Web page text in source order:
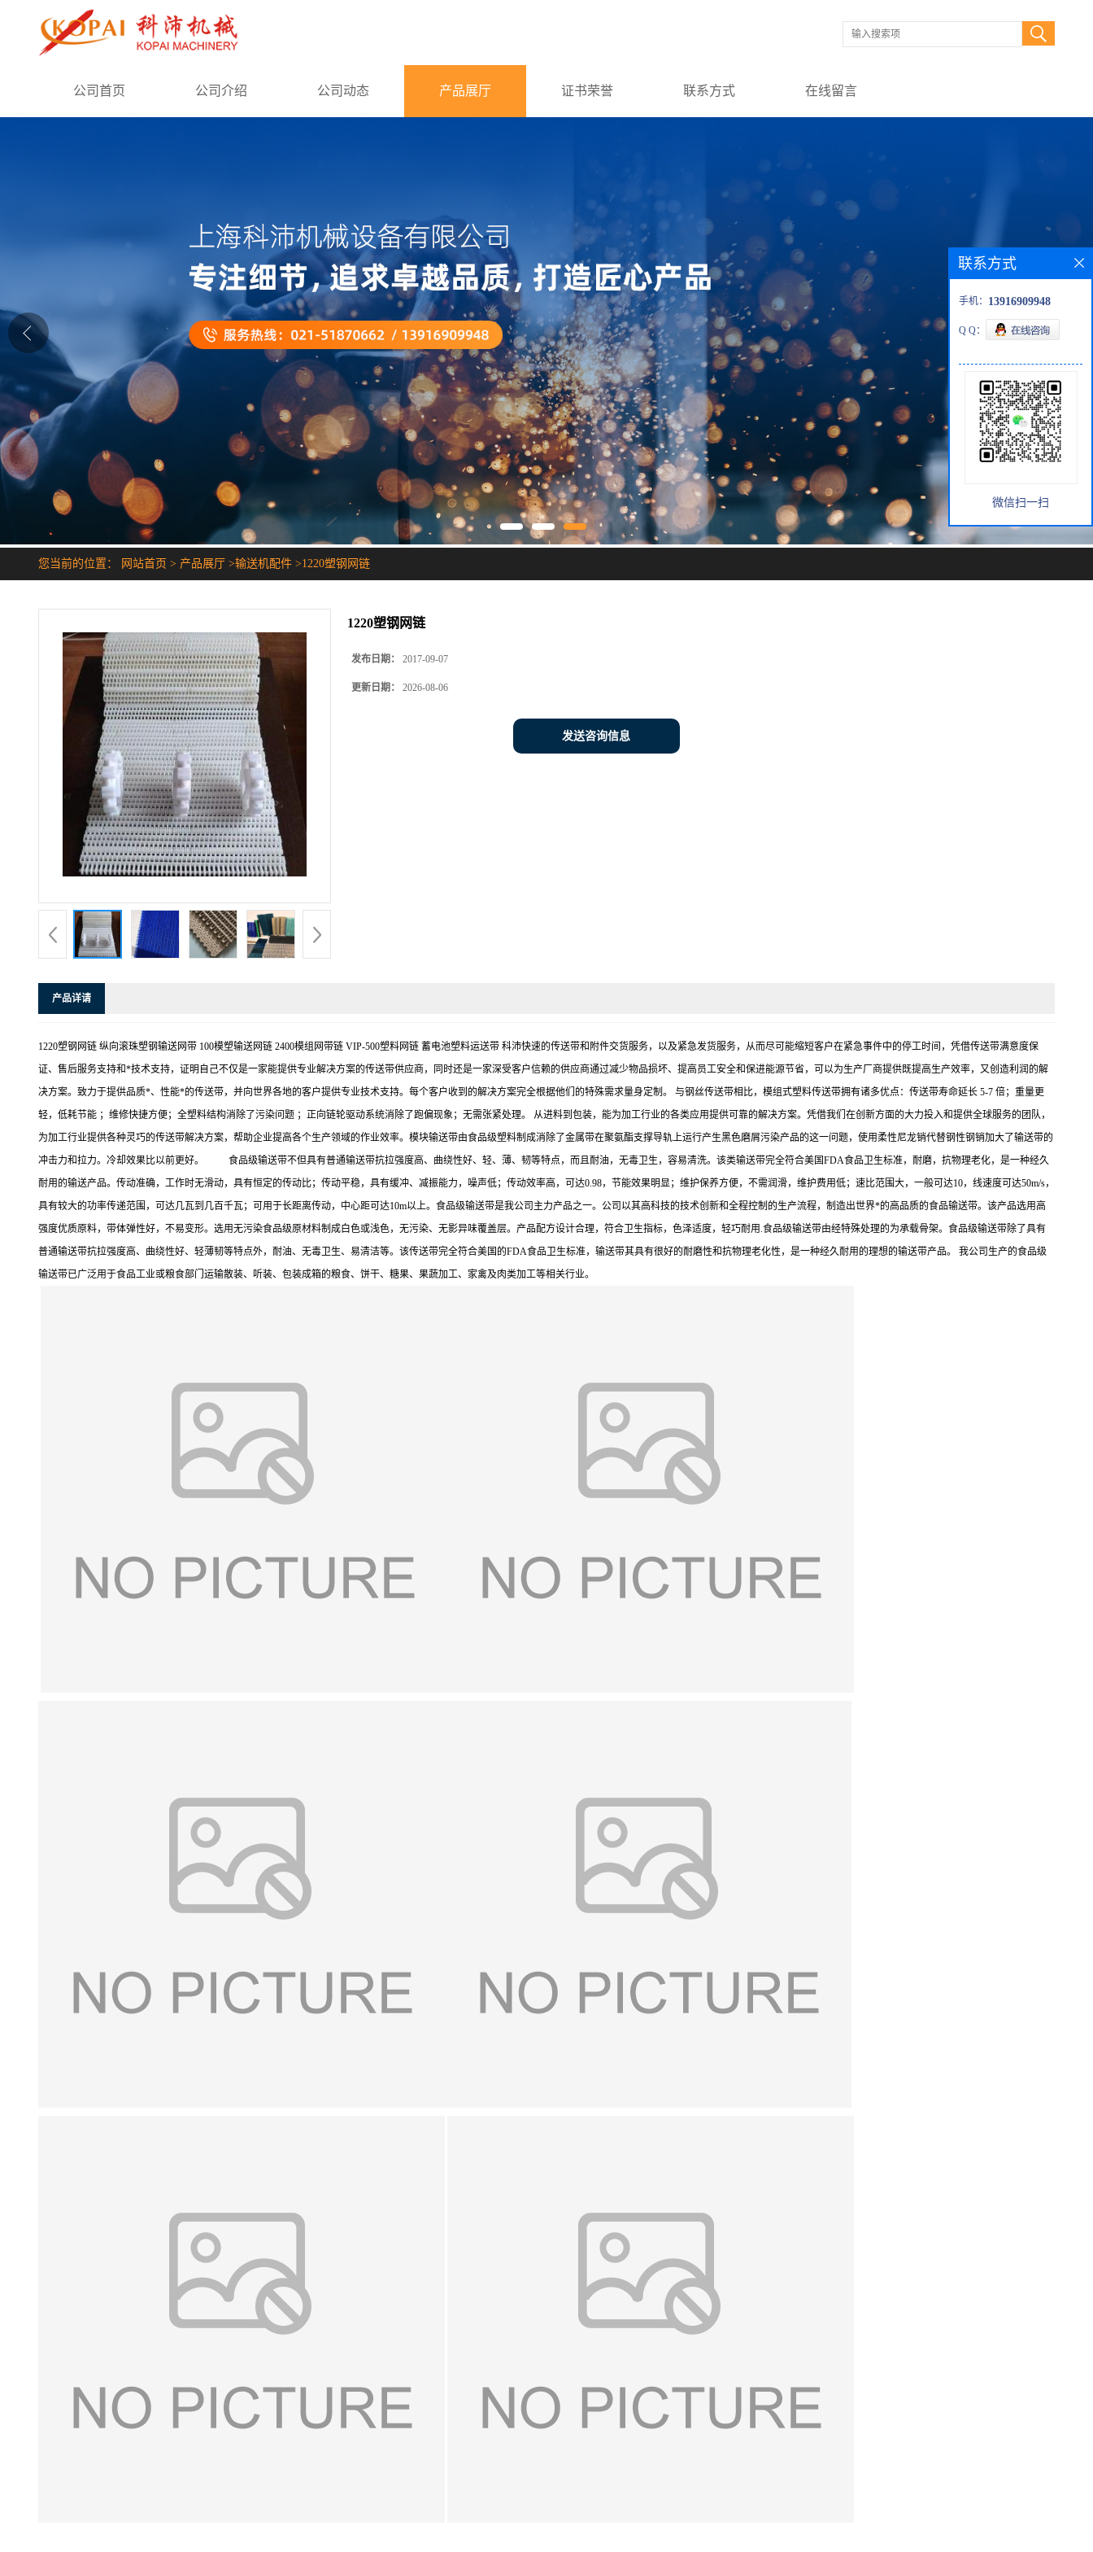
公司首页
公司首页 公司介绍 公司动态 产品展厅 证书荣誉 联系方式 在线留言
您当前的位置： 网站首页 > 产品展厅 >输送机配件 >1220塑钢网链
1220塑钢网链
发布日期： 2017-09-07
更新日期： 2026-08-06
发送咨询信息
产品详请
1220塑钢网链 纵向滚珠塑钢输送网带 100模塑输送网链 2400模组网带链 VIP-500塑料网链 蓄电池塑料运送带 科沛快速的传送带和附件交货服务，以及紧急发货服务，从而尽可能缩短客户在紧急事件中的停工时间，凭借传送带满意度保
证、售后服务支持和*技术支持，证明自己不仅是一家能提供专业解决方案的传送带供应商，同时还是一家深受客户信赖的供应商通过减少物品损坏、提高员工安全和保进能源节省，可以为生产厂商提供既提高生产效率，又创造利润的解
决方案。致力于提供品质*、性能*的传送带，并向世界各地的客户提供专业技术支持。每个客户收到的解决方案完全根据他们的特殊需求量身定制。 与钢丝传送带相比，模组式塑料传送带拥有诸多优点：传送带寿命延长 5-7 倍；重量更
轻，低耗节能 ；维修快捷方便；全塑料结构消除了污染问题 ；正向链轮驱动系统消除了跑偏现象；无需张紧处理。 从进料到包装，能为加工行业的各类应用提供可靠的解决方案。凭借我们在创新方面的大力投入和提供全球服务的团队，
为加工行业提供各种灵巧的传送带解决方案，帮助企业提高各个生产领域的作业效率。模块输送带由食品级塑料制成消除了金属带在聚氨酯支撑导轨上运行产生黑色磨屑污染产品的这一问题，使用柔性尼龙销代替钢性钢销加大了输送带的
冲击力和拉力。冷却效果比以前更好。 食品级输送带不但具有普通输送带抗拉强度高、曲绕性好、轻、薄、韧等特点，而且耐油，无毒卫生，容易清洗。该类输送带完全符合美国FDA食品卫生标准，耐磨，抗物理老化，是一种经久
耐用的输送产品。传动准确，工作时无滑动，具有恒定的传动比；传动平稳，具有缓冲、减振能力，噪声低；传动效率高，可达0.98，节能效果明显；维护保养方便，不需润滑，维护费用低；速比范围大，一般可达10，线速度可达50m/s，
具有较大的功率传递范围，可达几瓦到几百千瓦；可用于长距离传动，中心距可达10m以上。食品级输送带是我公司主力产品之一。公司以其高科技的技术创新和全程控制的生产流程，制造出世界*的高品质的食品输送带。该产品选用高
强度优质原料，带体弹性好，不易变形。选用无污染食品级原材料制成白色或浅色，无污染、无影异味覆盖层。产品配方设计合理，符合卫生指标，色泽适度，轻巧耐用.食品级输送带由经特殊处理的为承载骨架。食品级输送带除了具有
普通输送带抗拉强度高、曲绕性好、轻薄韧等特点外，耐油、无毒卫生、易清洁等。该传送带完全符合美国的FDA食品卫生标准，输送带其具有很好的耐磨性和抗物理老化性，是一种经久耐用的理想的输送带产品。 我公司生产的食品级
输送带已广泛用于食品工业或粮食部门运输散装、听装、包装成箱的粮食、饼干、糖果、果蔬加工、家禽及肉类加工等相关行业。
联系方式
手机： 13916909948
Q Q：
微信扫一扫